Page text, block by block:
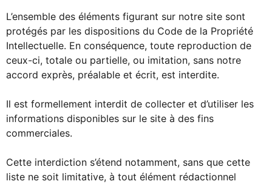
L’ensemble des éléments figurant sur notre site sont
protégés par les dispositions du Code de la Propriété
Intellectuelle. En conséquence, toute reproduction de
ceux-ci, totale ou partielle, ou imitation, sans notre
accord exprès, préalable et écrit, est interdite.
Il est formellement interdit de collecter et d’utiliser les
informations disponibles sur le site à des fins
commerciales.
Cette interdiction s’étend notamment, sans que cette
liste ne soit limitative, à tout élément rédactionnel